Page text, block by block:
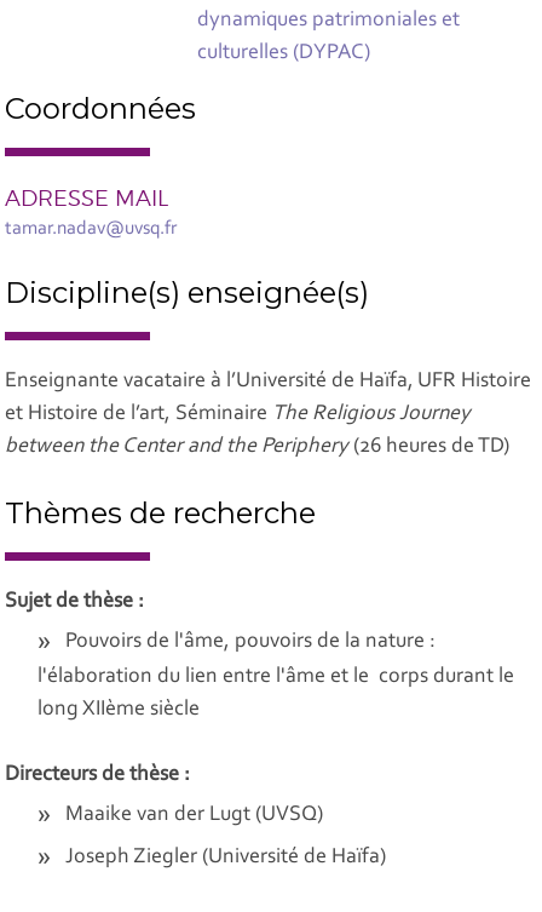
dynamiques patrimoniales et
culturelles (DYPAC)
Coordonnées
ADRESSE MAIL
tamar.nadav@uvsq.fr
Discipline(s) enseignée(s)
Enseignante vacataire à l’Université de Haïfa, UFR Histoire
et Histoire de l’art, Séminaire The Religious Journey
between the Center and the Periphery(26 heures de TD)
Thèmes de recherche
Sujet de thèse :
Pouvoirs de l'âme, pouvoirs de la nature :
l'élaboration du lien entre l'âme et le corps durant le
long XIIème siècle
Directeurs de thèse :
Maaike van der Lugt (UVSQ)
Joseph Ziegler (Université de Haïfa)